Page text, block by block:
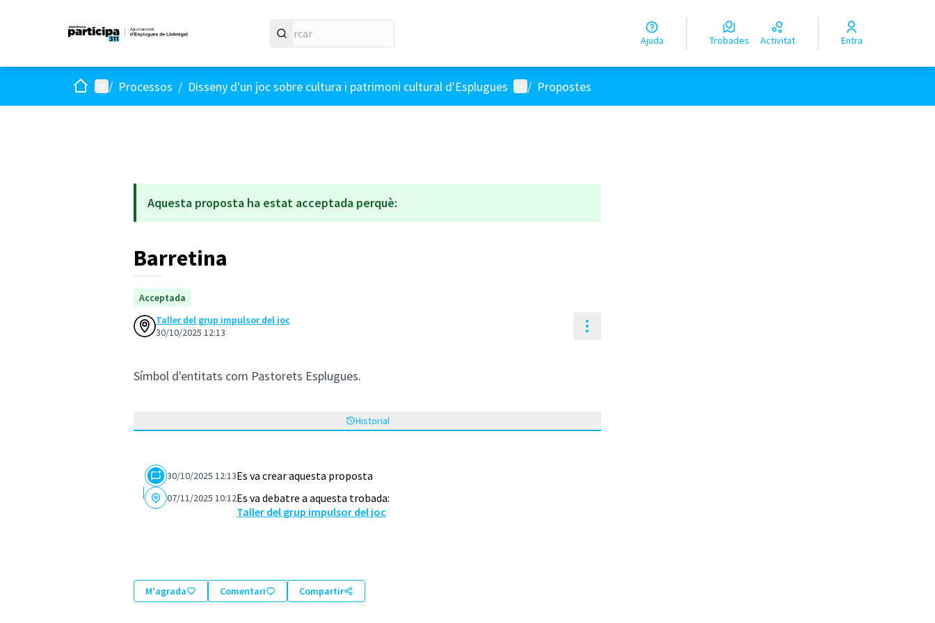
Ajuda Trobades Activitat Entra
Inici Menú principal
/ Processos / Disseny d'un joc sobre cultura i patrimoni cultural d'Esplugues Menú d'usuari
/ Propostes
Aquesta proposta ha estat acceptada perquè:
Barretina
Acceptada
Taller del grup impulsor del joc
30/10/2025 12:13
Controls de recursos
Símbol d'entitats com Pastorets Esplugues.
Historial
30/10/2025 12:13Es va crear aquesta proposta
07/11/2025 10:12Es va debatre a aquesta trobada:
Taller del grup impulsor del joc
M'agrada Comentari Compartir